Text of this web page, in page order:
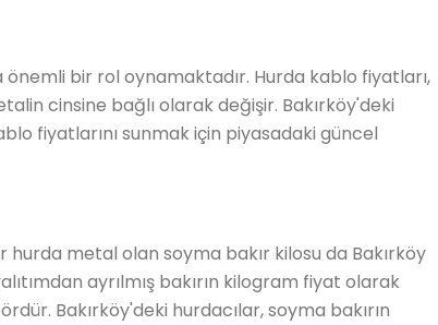
bir rol oynamaktadır. Hurda kablo fiyatları,
cinsine bağlı olarak değişir. Bakırköy'deki
fiyatlarını sunmak için piyasadaki güncel
metal olan soyma bakır kilosu da Bakırköy
ayrılmış bakırın kilogram fiyat olarak
Bakırköy'deki hurdacılar, soyma bakırın